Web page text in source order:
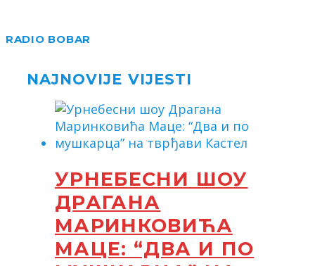
RADIO BOBAR
NAJNOVIJE VIJESTI
УРНЕБЕСНИ ШОУ
ДРАГАНА
МАРИНКОВИЋА
МАЦЕ: “ДВА И ПО